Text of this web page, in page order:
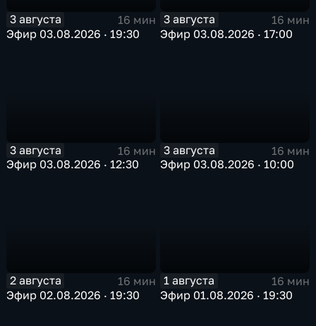
3 августа
16 мин
Эфир 03.08.2026 · 19:30
3 августа
16 мин
Эфир 03.08.2026 · 17:00
3 августа
16 мин
Эфир 03.08.2026 · 12:30
3 августа
16 мин
Эфир 03.08.2026 · 10:00
2 августа
16 мин
Эфир 02.08.2026 · 19:30
1 августа
16 мин
Эфир 01.08.2026 · 19:30